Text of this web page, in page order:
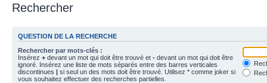
Rechercher
QUESTION DE LA RECHERCHE
Rechercher par mots-clés :
Insérez + devant un mot qui doit être trouvé et - devant un mot qui doit être
ignoré. Insérez une liste de mots séparés entre des barres verticales
discontinues | si seul un des mots doit être trouvé. Utilisez * comme joker si
vous souhaitez effectuer des recherches partielles.